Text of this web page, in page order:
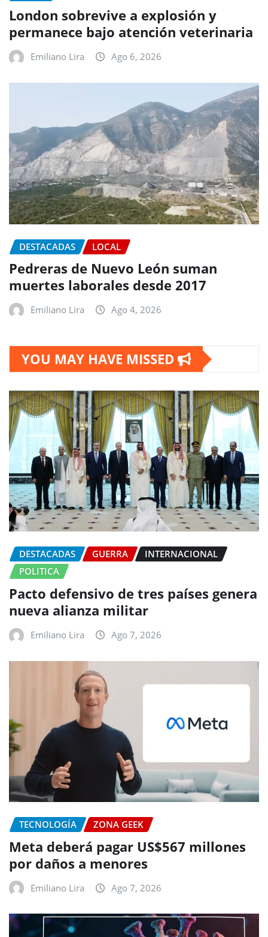
London sobrevive a explosión y
permanece bajo atención veterinaria
Emiliano Lira Ago 6, 2026
DESTACADAS LOCAL
Pedreras de Nuevo León suman
muertes laborales desde 2017
Emiliano Lira Ago 4, 2026
YOU MAY HAVE MISSED
DESTACADAS GUERRA
INTERNACIONAL
POLITICA
Pacto defensivo de tres países genera
nueva alianza militar
Emiliano Lira Ago 7, 2026
TECNOLOGÍA ZONA GEEK
Meta deberá pagar US$567 millones
por daños a menores
Emiliano Lira Ago 7, 2026